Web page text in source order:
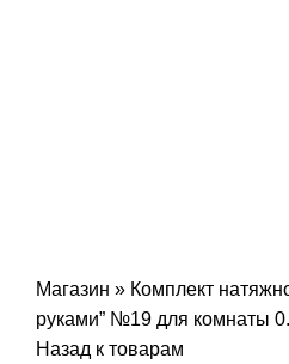
Магазин » Комплект
руками” №19 для комнаты
Назад к товарам